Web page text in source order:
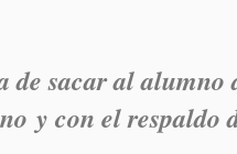
sacar al alumno
y con el respaldo